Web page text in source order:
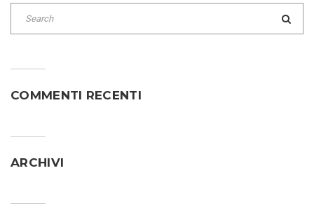
COMMENTI RECENTI
ARCHIVI